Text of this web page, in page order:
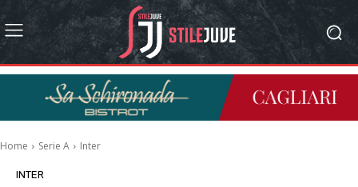
Home Serie A Inter
INTER